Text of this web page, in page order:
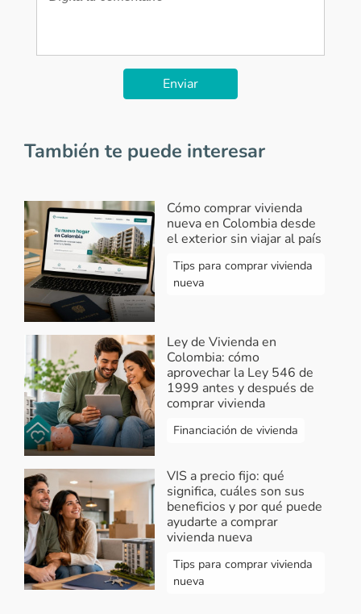
Enviar
También te puede interesar
Cómo comprar vivienda
nueva en Colombia desde
el exterior sin viajar al país
Tips para comprar vivienda
nueva
Ley de Vivienda en
Colombia: cómo
aprovechar la Ley 546 de
1999 antes y después de
comprar vivienda
Financiación de vivienda
VIS a precio fijo: qué
significa, cuáles son sus
beneficios y por qué puede
ayudarte a comprar
vivienda nueva
Tips para comprar vivienda
nueva